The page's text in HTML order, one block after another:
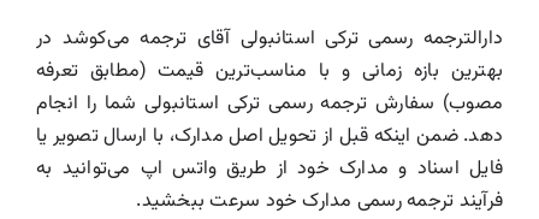
دارالترجمه رسمی ترکی استانبولی آقای ترجمه می‌کوشد در
بهترین بازه زمانی و با مناسب‌ترین قیمت (مطابق تعرفه
مصوب) سفارش ترجمه رسمی ترکی استانبولی شما را انجام
دهد. ضمن اینکه قبل از تحویل اصل مدارک، با ارسال تصویر یا
فایل اسناد و مدارک خود از طریق واتس اپ می‌توانید به
فرآیند ترجمه رسمی مدارک خود سرعت ببخشید.